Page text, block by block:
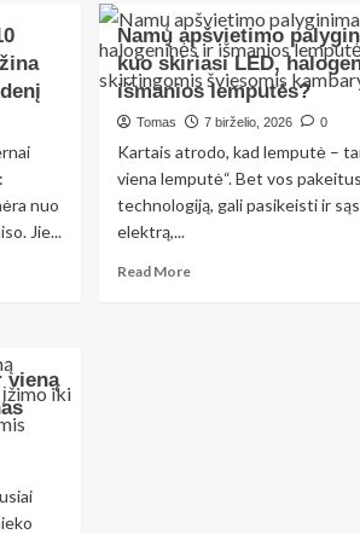
ar
verta
investuoti
į
siurblio
robotą,
ar
geriau
sprendimą?
nuo
Jie...
Namų apšvietimo
kuo skiriasi LED,
išmanios lemputės?
Tomas 7 birželio, 2026 0
Kartais atrodo, kad lemputė –
viena lemputė“. Bet vos pakeitus
technologiją, gali pasikeisti ir
elektrą,...
Read MoreRead
vieną